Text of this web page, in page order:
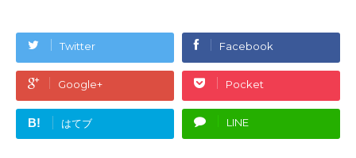
Twitter Facebook
Google+ Pocket
B! はてブ LINE